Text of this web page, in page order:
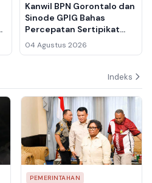
Kanwil BPN Gorontalo dan
Sinode GPIG Bahas
Percepatan Sertipikat
Tanah Gereja,
Inventarisasi Aset Jadi
04 Agustus 2026
Indeks
PEMERINTAHAN